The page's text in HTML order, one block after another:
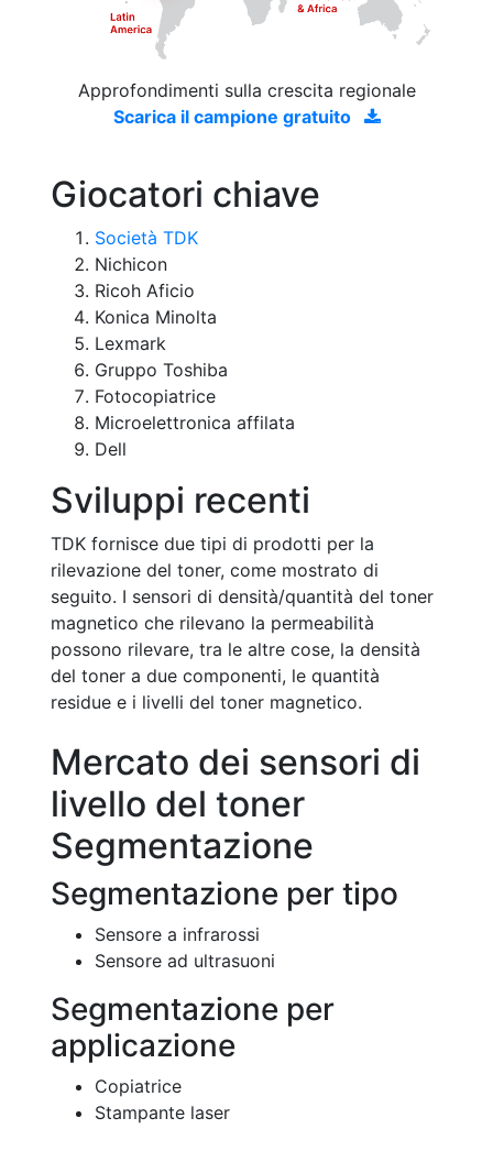
Approfondimenti sulla crescita regionale
Scarica il campione gratuito
Giocatori chiave
Società TDK
Nichicon
Ricoh Aficio
Konica Minolta
Lexmark
Gruppo Toshiba
Fotocopiatrice
Microelettronica affilata
Dell
Sviluppi recenti
TDK fornisce due tipi di prodotti per la
rilevazione del toner, come mostrato di
seguito. I sensori di densità/quantità del toner
magnetico che rilevano la permeabilità
possono rilevare, tra le altre cose, la densità
del toner a due componenti, le quantità
residue e i livelli del toner magnetico.
Mercato dei sensori di
livello del toner
Segmentazione
Segmentazione per tipo
Sensore a infrarossi
Sensore ad ultrasuoni
Segmentazione per
applicazione
Copiatrice
Stampante laser